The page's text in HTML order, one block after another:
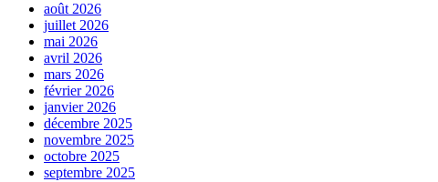
août 2026
juillet 2026
mai 2026
avril 2026
mars 2026
février 2026
janvier 2026
décembre 2025
novembre 2025
octobre 2025
septembre 2025